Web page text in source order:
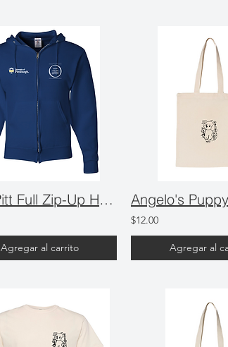
OLLIPitt Full Zip-Up Hooded Sweatshirt
Agregar al carrito
Angelo's
$12.00
Agregar al